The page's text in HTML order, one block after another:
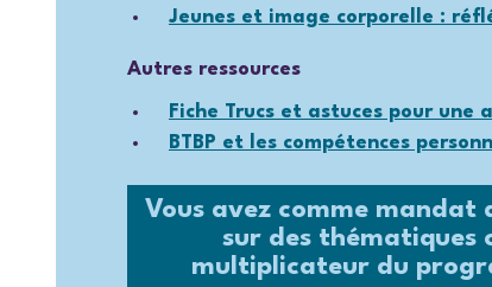
Jeunes et image corporelle :
Autres ressources
Fiche Trucs et astuces pour une
BTBP et les compétences
Vous avez comme mandat
sur des thématiques
multiplicateur du